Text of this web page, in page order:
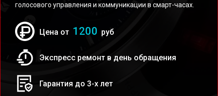
голосового управления и коммуникации в смарт-часах.
Цена от 1200 руб
Экспресс ремонт в день обращения
Гарантия до 3-х лет